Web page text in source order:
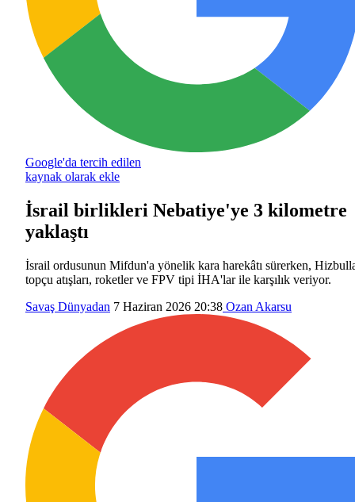
Google'da tercih edilen
kaynak olarak ekle
İsrail birlikleri Nebatiye'ye 3 kilometre
yaklaştı
İsrail ordusunun Mifdun'a yönelik kara harekâtı sürerken,
topçu atışları, roketler ve FPV tipi İHA'lar ile karşılık veriyor.
Savaş Dünyadan 7 Haziran 2026 20:38 Ozan Akarsu